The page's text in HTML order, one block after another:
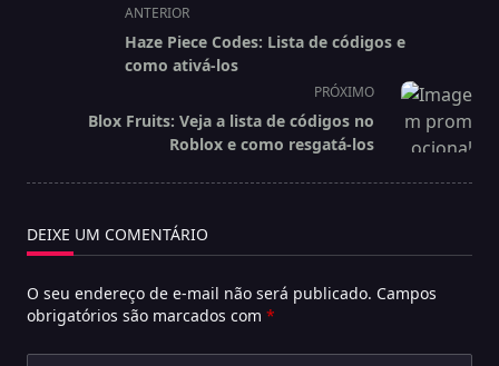
text">Página</span>
ANTERIOR
Haze Piece Codes: Lista de códigos e
como ativá-los
PRÓXIMO
Blox Fruits: Veja a lista de códigos no
Roblox e como resgatá-los
DEIXE UM COMENTÁRIO
O seu endereço de e-mail não será publicado. Campos
obrigatórios são marcados com *